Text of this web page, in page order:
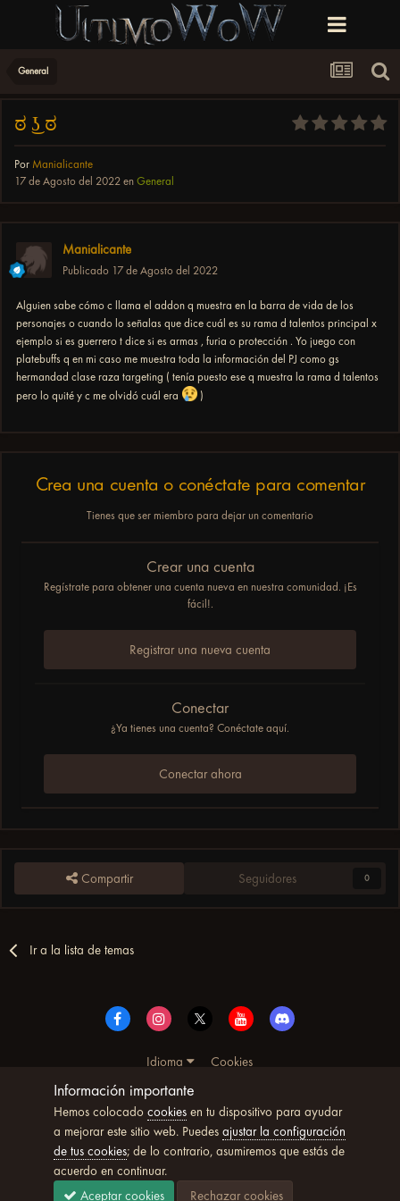
General
ಠ ͜ʖ ಠ
Por Manialicante
17 de Agosto del 2022 en General
Manialicante
Publicado 17 de Agosto del 2022
Alguien sabe cómo c llama el addon q muestra en la barra de vida de los
personajes o cuando lo señalas que dice cuál es su rama d talentos principal x
ejemplo si es guerrero t dice si es armas , furia o protección . Yo juego con
platebuffs q en mi caso me muestra toda la información del PJ como gs
hermandad clase raza targeting ( tenía puesto ese q muestra la rama d talentos
pero lo quité y c me olvidó cuál era
)
Crea una cuenta o conéctate para comentar
Tienes que ser miembro para dejar un comentario
Crear una cuenta
Regístrate para obtener una cuenta nueva en nuestra comunidad. ¡Es
fácil!.
Registrar una nueva cuenta
Conectar
¿Ya tienes una cuenta? Conéctate aquí.
Conectar ahora
Compartir Seguidores 0
Ir a la lista de temas
Idioma
Cookies
© Copyright UltimoWoW™ 2025. Todos los derechos
reservados
Powered by Invision Community
Información importante
Hemos colocado cookiesen tu dispositivo para ayudar
a mejorar este sitio web. Puedes ajustar la configuración
de tus cookies; de lo contrario, asumiremos que estás de
acuerdo en continuar.
Aceptar cookies
Rechazar cookies